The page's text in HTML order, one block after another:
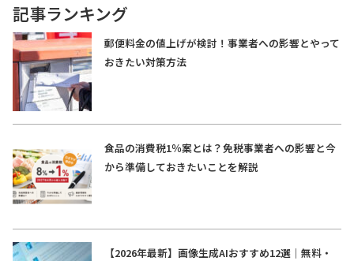
記事ランキング
郵便料金の値上げが検討！事業者への影響とやって
おきたい対策方法
食品の消費税1％案とは？免税事業者への影響と今
から準備しておきたいことを解説
【2026年最新】画像生成AIおすすめ12選｜無料・